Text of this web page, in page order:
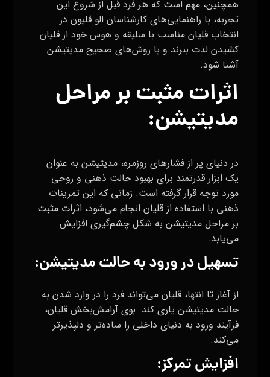
همچنین، مهم است که هر فرد قبل از شروع این
تجربه، با راهنمایی‌های کارشناسان الو قلیون در
انتخاب قلیان مناسب با سلیقه و هوس خود از قلیان
کشیدن لذت ببرند و با روش‌های صحیح مدیتیشن
آشنا شود.
اثرات مثبت بر مراحل
مدیتیشن:
در دنیای پر از فشارهای روزمره، مدیتیشن به عنوان
یک ابزار قدرتمند برای بهبود حالت ذهنی و روحی
مورد توجه قرار گرفته است. زمانی که این تمرینات
ذهنی با استفاده از قلیان انجام می‌شود، اثرات مثبت
بر مراحل مدیتیشن به شکل چشم‌گیری افزایش
می‌یابد.
تسهیل در ورود به حالت مدیتیشن:
از آغاز تا انتها، قلیان می‌تواند فرد را در وارد شدن به
حالت مدیتیشن یاری کند. بوی آرامش‌بخش قلیان،
فرآیند ورود به دنیای داخلی را ساده‌تر و دلپذیرتر
می‌کند.
افزایش تمرکز: